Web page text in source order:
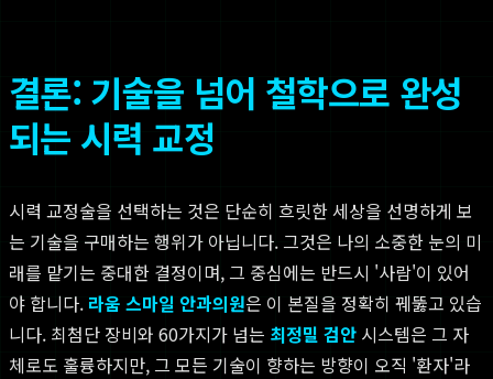
결론: 기술을 넘어 철학으로 완성
되는 시력 교정
시력 교정술을 선택하는 것은 단순히 흐릿한 세상을 선명하게 보
는 기술을 구매하는 행위가 아닙니다. 그것은 나의 소중한 눈의 미
래를 맡기는 중대한 결정이며, 그 중심에는 반드시 '사람'이 있어
야 합니다. 라움 스마일 안과의원은 이 본질을 정확히 꿰뚫고 있습
니다. 최첨단 장비와 60가지가 넘는 최정밀 검안 시스템은 그 자
체로도 훌륭하지만, 그 모든 기술이 향하는 방향이 오직 '환자'라